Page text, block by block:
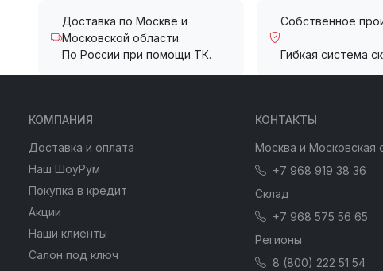
Доставка по Москве и
Московской области.
По России при помощи ТК.
Собственное
Гибкая система
КОМПАНИЯ
Доставка и оплата
Наш ШоуРум
Покупка в кредит
Акции
Наши клиенты
Салон под ключ
КОНТАКТЫ
Москва и Московская
+7 968 919 38 36
Склад
+7 968 575 56 65
Регионы
8 (800) 222 51 54